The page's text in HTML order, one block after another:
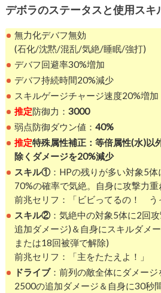
デボラのステータスと使用スキ
無力化デバフ無効
(石化/沈黙/混乱/気絶/睡眠/強打)
デバフ回避率30%増加
デバフ持続時間20%減少
スキルゲージチャージ速度20%増加
推定防御力：3000
弱点防御ダウン値：40%
推定特殊属性補正：等倍属性(水)以
除くダメージを20%減少
スキル①：HPの残りが多い対象5体
70%の確率で気絶。自身に攻撃力重
前兆セリフ：「ビビってるの！ う
スキル②：気絶中の対象5体に2回
追加ダメージ)＆自身にスキルダメ
または18回被弾で解除)
前兆セリフ：「主をたたえよ！」
ドライブ：前列の敵全体にダメー
2500の追加ダメージ＆自身に30秒